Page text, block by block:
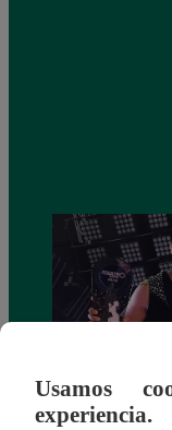
Los Cuatro
Usamos
experiencia.